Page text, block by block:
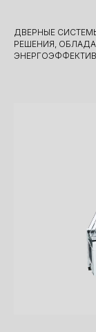
ДВЕРНЫЕ
РЕШЕНИЯ,